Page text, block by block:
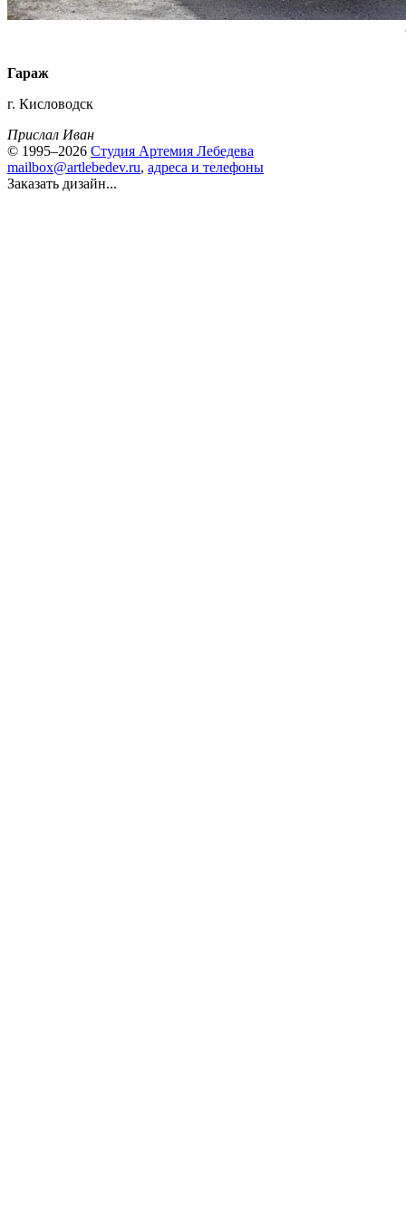
Гараж
г. Кисловодск
Прислал Иван
© 1995–2026 Студия Артемия Лебедева
mailbox@artlebedev.ru, адреса и телефоны
Заказать дизайн...